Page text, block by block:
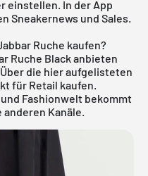
einstellen. In der App
Sneakernews und Sales.
Ruche kaufen?
Ruche Black anbieten
die hier aufgelisteten
für Retail kaufen.
Fashionwelt bekommt
Kanäle.